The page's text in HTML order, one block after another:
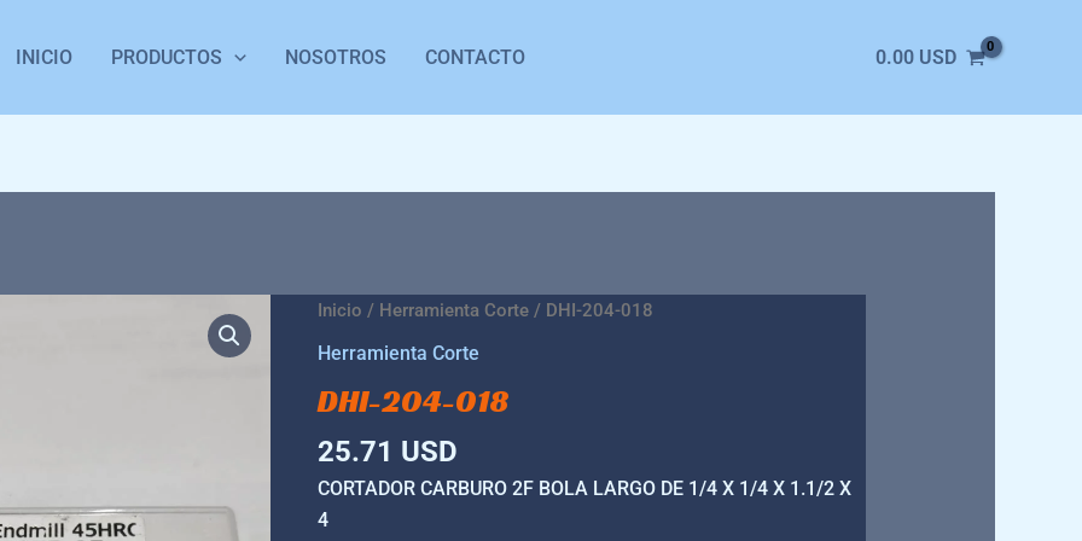
INICIO PRODUCTOS NOSOTROS CONTACTO 0.00 USD
Inicio / Herramienta Corte / DHI-204-018
Herramienta Corte
DHI-204-018
25.71 USD
CORTADOR CARBURO 2F BOLA LARGO DE 1/4 X 1/4 X 1.1/2 X
4
DHI-
204-
cantidad